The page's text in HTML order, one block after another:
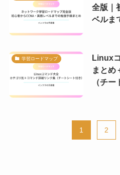
全版｜
ベルま
学習ロードマップ
Linux
まとめ
（チー
1 2